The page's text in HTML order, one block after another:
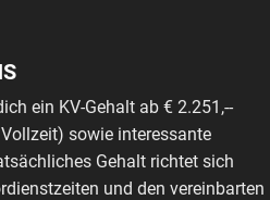
ein KV-Gehalt ab € 2.251,--
sowie interessante
Gehalt richtet sich
und den vereinbarten